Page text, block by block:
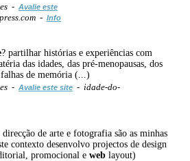
- Avalie este
- Info
? partilhar histórias e experiências com
das idades, das pré-menopausas, dos
de memória (...)
- Avalie este site - idade-do-
de arte e fotografia são as minhas
contexto desenvolvo projectos de design
promocional e web layout)